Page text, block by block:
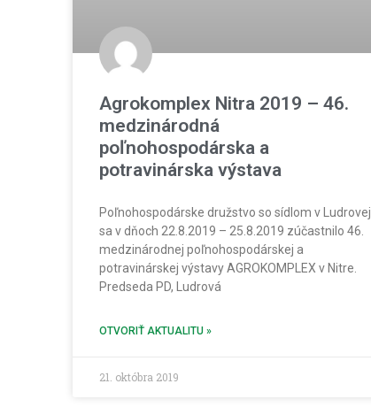
Agrokomplex Nitra 2019 – 46.
medzinárodná
poľnohospodárska a
potravinárska výstava
Poľnohospodárske družstvo so sídlom v Ludrovej
sa v dňoch 22.8.2019 – 25.8.2019 zúčastnilo 46.
medzinárodnej poľnohospodárskej a
potravinárskej výstavy AGROKOMPLEX v Nitre.
Predseda PD, Ludrová
OTVORIŤ AKTUALITU »
21. októbra 2019